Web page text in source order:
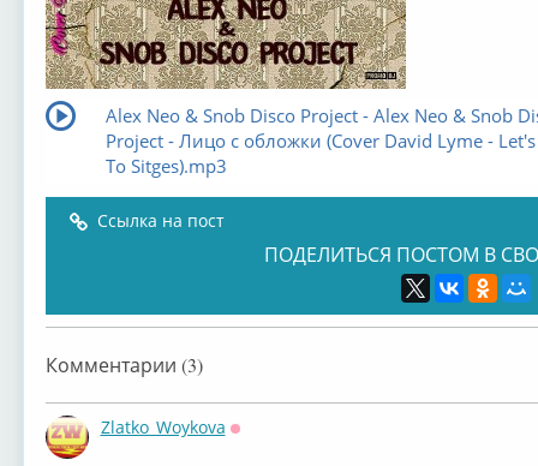
Alex Neo & Snob Disco Project - Alex Neo & Snob
Project - Лицо с обложки (Сover David Lyme -
To Sitges).mp3
Ссылка на пост
ПОДЕЛИТЬСЯ ПОСТОМ В
Комментарии (3)
Zlatko_Woykova